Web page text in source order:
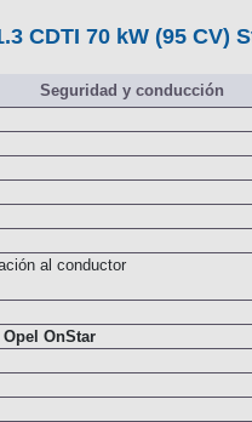
CDTI 70 kW (95 CV)
Seguridad y conducción
al conductor
OnStar